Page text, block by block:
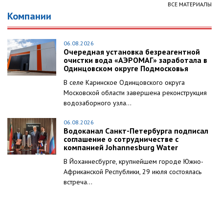
ВСЕ МАТЕРИАЛЫ
Компании
06.08.2026
Очередная установка безреагентной
очистки вода «АЭРОМАГ» заработала в
Одинцовском округе Подмосковья
В селе Каринское Одинцовского округа
Московской области завершена реконструкция
водозаборного узла...
06.08.2026
Водоканал Санкт-Петербурга подписал
соглашение о сотрудничестве с
компанией Johannesburg Water
В Йоханнесбурге, крупнейшем городе Южно-
Африканской Республики, 29 июля состоялась
встреча...